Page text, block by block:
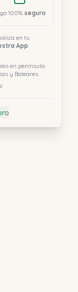
100% seguro
en tu
App
en península.
y Baleares